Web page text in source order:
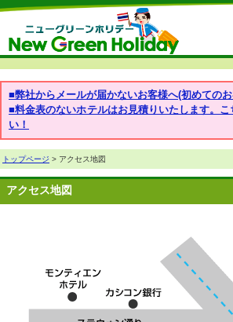
■弊社からメールが届かないお客様へ(初めての
■料金表のないホテルはお見積りいたします。
い！
トップページ > アクセス地図
アクセス地図